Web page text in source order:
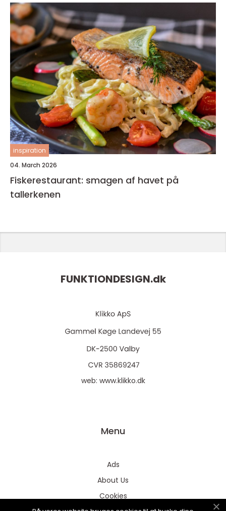
inspiration
04. March 2026
Fiskerestaurant: smagen af havet på
tallerkenen
FUNKTIONDESIGN.dk
web: www.klikko.dk
Menu
Ads
About Us
Cookies